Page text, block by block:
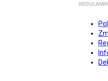
REGULAMIN